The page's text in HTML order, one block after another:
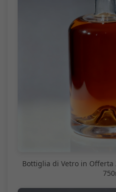
Bottiglia di Vetro in Offerta